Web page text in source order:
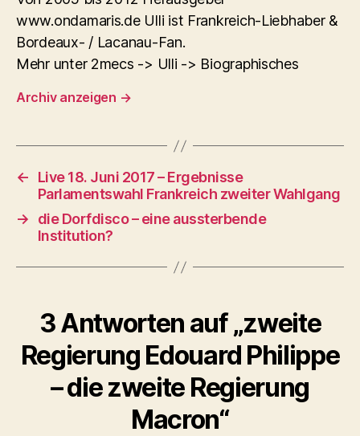
www.ondamaris.de Ulli ist Frankreich-Liebhaber &
Bordeaux- / Lacanau-Fan.
Mehr unter 2mecs -> Ulli -> Biographisches
Archiv anzeigen →
←
Live 18. Juni 2017 – Ergebnisse
Parlamentswahl Frankreich zweiter Wahlgang
→
die Dorfdisco – eine aussterbende
Institution?
3 Antworten auf „zweite
Regierung Edouard Philippe
– die zweite Regierung
Macron“